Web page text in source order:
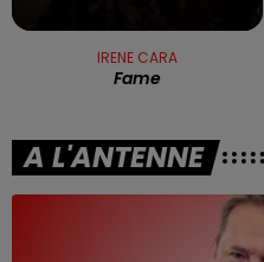
IRENE CARA
Fame
A L'ANTENNE